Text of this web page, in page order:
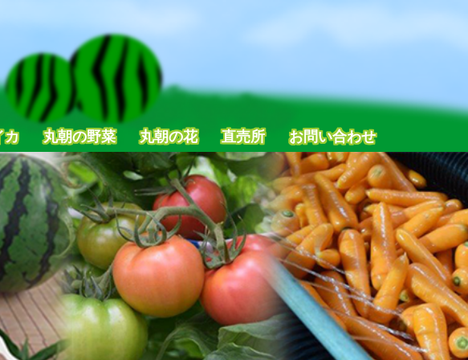
カ 丸朝の野菜 丸朝の花 直売所 お問い合わせ